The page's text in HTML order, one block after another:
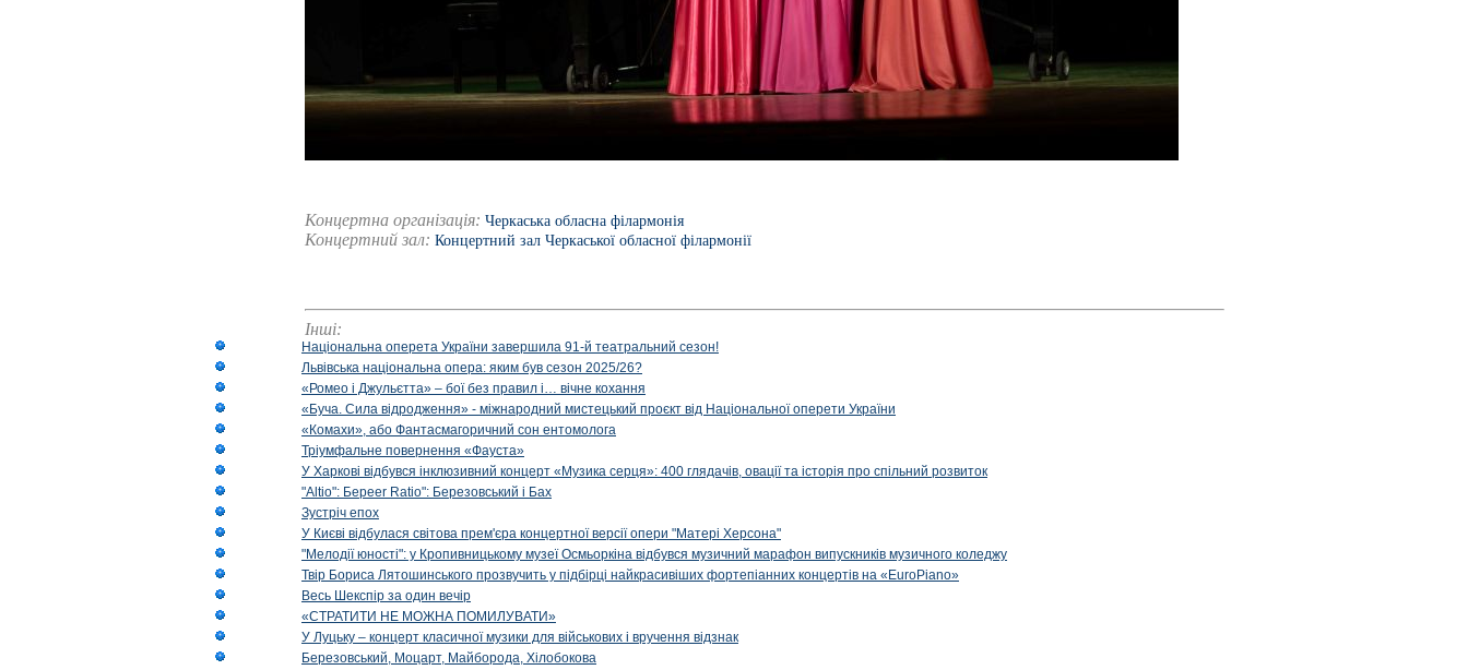
Концертна організація: Черкаська обласна філармонія
Концертний зал: Концертний зал Черкаської обласної філармонії
Інші:
Національна оперета України завершила 91-й театральний сезон!
Львівська національна опера: яким був сезон 2025/26?
«Ромео і Джульєтта» – бої без правил і… вічне кохання
«Буча. Сила відродження» - міжнародний мистецький проєкт від Національної оперети України
«Комахи», або Фантасмагоричний сон ентомолога
Тріумфальне повернення «Фауста»
У Харкові відбувся інклюзивний концерт «Музика серця»: 400 глядачів, овації та історія про спільний розвиток
"Altio": Береer Ratio": Березовський і Бах
Зустріч епох
У Києві відбулася світова прем'єра концертної версії опери "Матері Херсона"
"Мелодії юності": у Кропивницькому музеї Осмьоркіна відбувся музичний марафон випускників музичного коледжу
Твір Бориса Лятошинського прозвучить у підбірці найкрасивіших фортепіанних концертів на «EuroPiano»
Весь Шекспір за один вечір
«СТРАТИТИ НЕ МОЖНА ПОМИЛУВАТИ»
У Луцьку – концерт класичної музики для військових і вручення відзнак
Березовський, Моцарт, Майборода, Хілобокова